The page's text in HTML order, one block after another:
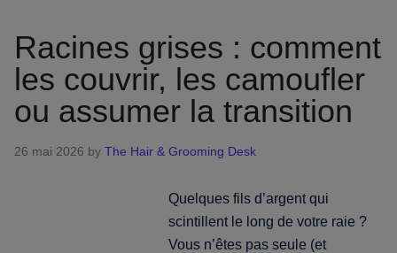
:
tout
Racines grises : comment
les couvrir, les camoufler
ou assumer la transition
26 mai 2026 by The Hair & Grooming Desk
Quelques fils d’argent qui
scintillent le long de votre raie ?
Vous n’êtes pas seule (et